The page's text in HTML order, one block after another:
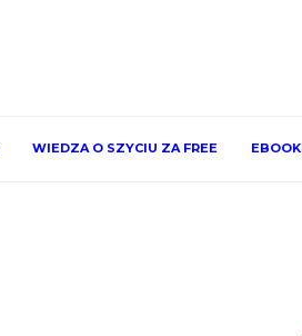
WIEDZA O SZYCIU ZA FREE